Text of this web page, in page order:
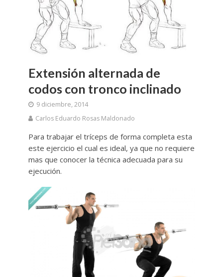
Extensión alternada de
codos con tronco inclinado
9 diciembre, 2014
Carlos Eduardo Rosas Maldonado
Para trabajar el tríceps de forma completa esta
este ejercicio el cual es ideal, ya que no requiere
mas que conocer la técnica adecuada para su
ejecución.